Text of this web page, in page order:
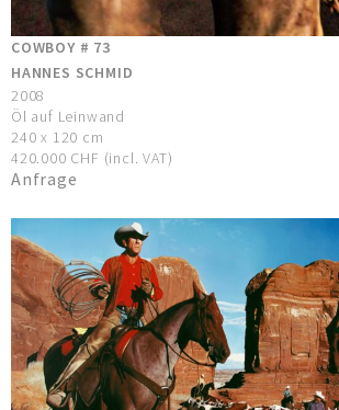
COWBOY # 73
HANNES SCHMID
2008
Öl auf Leinwand
240 x 120 cm
420.000 CHF (incl. VAT)
Anfrage